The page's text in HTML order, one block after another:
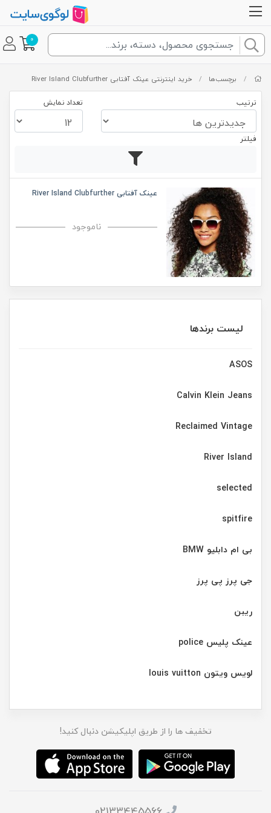
0
/ برچسب‌ها / خرید اینترنتی عینک آفتابی River Island Clubfurther
ترتیب تعداد نمایش
فیلتر
عینک آفتابی River Island Clubfurther
ناموجود
لیست برندها
ASOS
Calvin Klein Jeans
Reclaimed Vintage
River Island
selected
spitfire
بی ام دابلیو BMW
جی پرز پی پرز
ریبن
عینک پلیس police
لویس ویتون louis vuitton
تخفیف ها را از طریق اپلیکیشن دنبال کنید!